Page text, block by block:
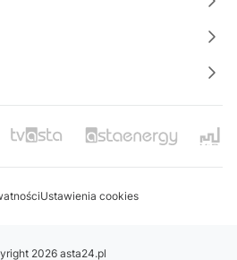
Ustawienia cookies
2026 asta24.pl